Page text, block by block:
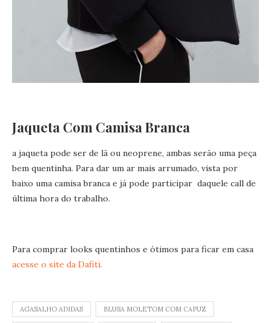
Jaqueta Com Camisa Branca
a jaqueta pode ser de lã ou neoprene, ambas serão uma peça
bem quentinha. Para dar um ar mais arrumado, vista por
baixo uma camisa branca e já pode participar daquele call de
última hora do trabalho.
Para comprar looks quentinhos e ótimos para ficar em casa
acesse o site da Dafiti.
AGASALHO ADIDAS BLUSA MOLETOM COM CAPUZ